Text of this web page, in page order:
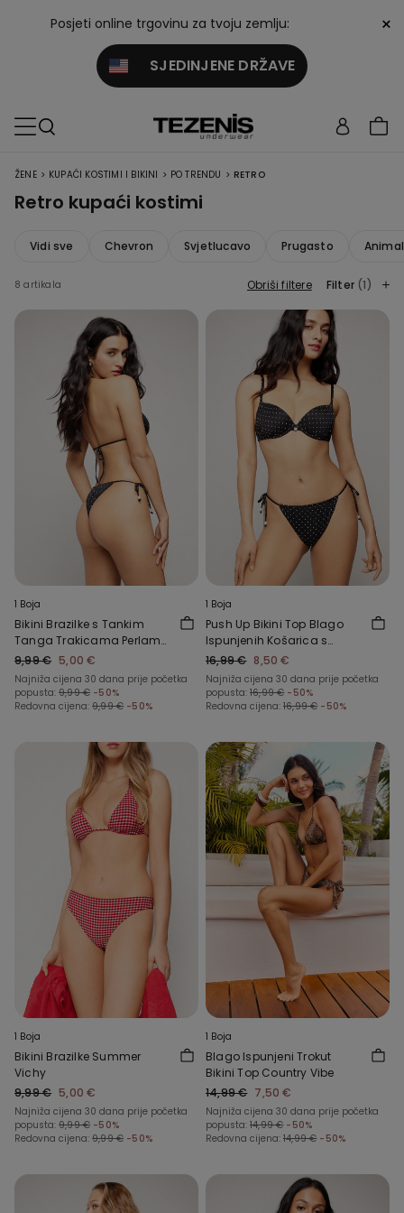
Posjeti online trgovinu za tvoju zemlju:
SJEDINJENE DRŽAVE
×
ŽENE > KUPAĆI KOSTIMI I BIKINI > PO TRENDU > RETRO
Retro kupaći kostimi
Vidi sve Chevron Svjetlucavo Prugasto
8 artikala Obriši filtere Filter (1)
1 Boja
Bikini Brazilke s Tankim
Tanga Trakicama Perlama
i Točkicama
9,99 € 5,00 €
Najniža cijena 30 dana prije početka
popusta: 9,99 € -50%
Redovna cijena: 9,99 € -50%
1 Boja
Push Up Bikini Top Blago
Ispunjenih Košarica s
Perlama i Točkicama
16,99 € 8,50 €
Najniža cijena 30 dana prije početka
popusta: 16,99 € -50%
Redovna cijena: 16,99 € -50%
1 Boja
Bikini Brazilke Summer
Vichy
9,99 € 5,00 €
Najniža cijena 30 dana prije početka
popusta: 9,99 € -50%
Redovna cijena: 9,99 € -50%
1 Boja
Blago Ispunjeni Trokut
Bikini Top Country Vibe
14,99 € 7,50 €
Najniža cijena 30 dana prije početka
popusta: 14,99 € -50%
Redovna cijena: 14,99 € -50%